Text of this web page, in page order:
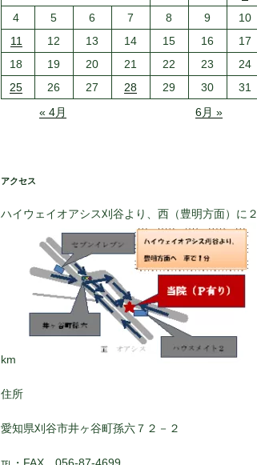
4
5 6 7 8 9
10
11
12 13 14 15 16
17
18
19 20 21 22 23
24
25
26 27 28 29 30
31
« 4月
6月 »
アクセス
ハイウェイオアシス刈谷より、西（豊明方面）に２
km
住所
愛知県刈谷市井ヶ谷町孫六７２－２
℡・FAX 056-87-4699